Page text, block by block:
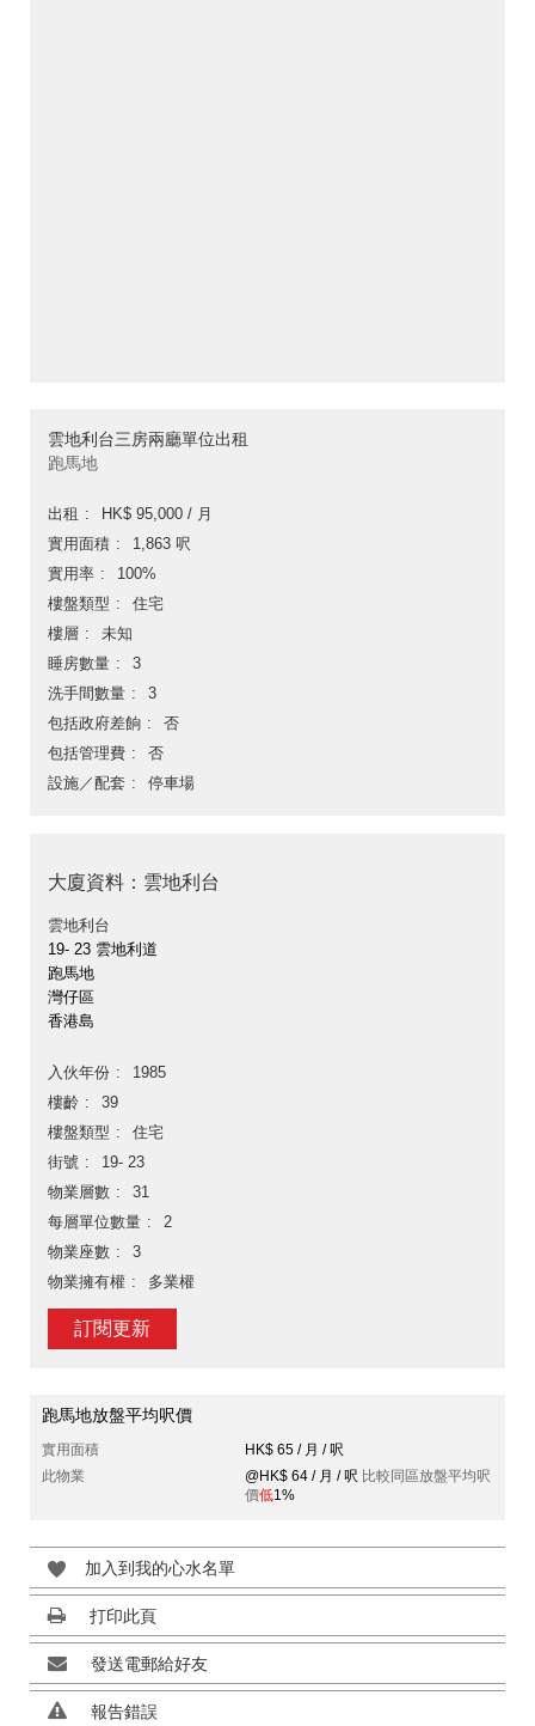
雲地利台三房兩廳單位出租
跑馬地
出租
HK$ 95,000 / 月
實用面積
1,863 呎
實用率
100%
樓盤類型
住宅
樓層
未知
睡房數量
3
洗手間數量
3
包括政府差餉
否
包括管理費
否
設施／配套
停車場
大廈資料：雲地利台
雲地利台
19- 23 雲地利道
跑馬地
灣仔區
香港島
入伙年份
1985
樓齡
39
樓盤類型
住宅
街號
19- 23
物業層數
31
每層單位數量
2
物業座數
3
物業擁有權
多業權
訂閱更新
跑馬地放盤平均呎價
實用面積
HK$ 65 / 月 / 呎
此物業
@HK$ 64 / 月 / 呎 比較同區放盤平均呎
價低1%
加入到我的心水名單
打印此頁
發送電郵給好友
報告錯誤